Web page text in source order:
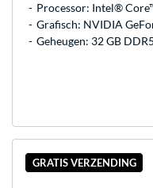
Processor: Intel®
Grafisch: NVIDIA
Geheugen: 32 GB
GRATIS VERZENDING